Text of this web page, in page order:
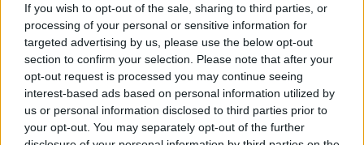
If you wish to opt-out of the sale, sharing to third parties, or
processing of your personal or sensitive information for
targeted advertising by us, please use the below opt-out
section to confirm your selection. Please note that after your
opt-out request is processed you may continue seeing
interest-based ads based on personal information utilized by
us or personal information disclosed to third parties prior to
your opt-out. You may separately opt-out of the further
Carter Revard 77 éves, a Yale és az angliai
Oxford egyetemen végzett, középkori angol
és amerikai indián irodalmat tanított.
A verseken kívül visszaemlékezéseket is írt
népes indián családjáról. Édesanyja ír-skót
családból származik, apja az Oklahoma